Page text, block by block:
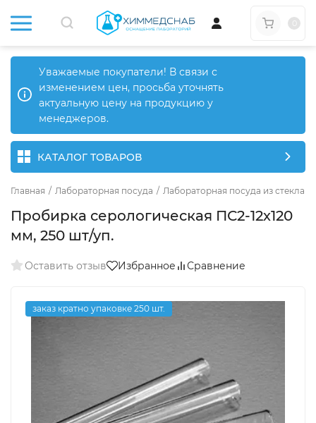
Уважаемые покупатели! В связи с
изменением цен, просьба уточнять
актуальную цену на продукцию у
менеджеров.
КАТАЛОГ ТОВАРОВ
Главная / Лабораторная посуда / Лабораторная посуда из стекла
Пробирка серологическая ПС2-12х120
мм, 250 шт/уп.
Оставить отзыв Избранное Сравнение
заказ кратно упаковке 250 шт.